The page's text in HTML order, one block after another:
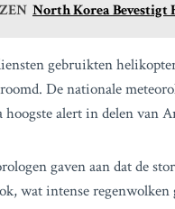
North Korea Bevestigt
gebruikten
De nationale
hoogste alert in delen van
gaven aan dat de
wat intense